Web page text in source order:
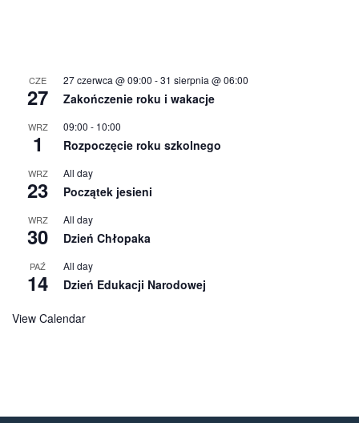
CZE
27
27 czerwca @ 09:00 -31 sierpnia @ 06:00
Zakończenie roku i wakacje
WRZ
1
09:00 - 10:00
Rozpoczęcie roku szkolnego
WRZ
23
All day
Początek jesieni
WRZ
30
All day
Dzień Chłopaka
PAŹ
14
All day
Dzień Edukacji Narodowej
View Calendar